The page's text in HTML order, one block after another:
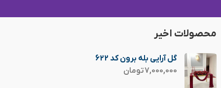
محصولات اخیر
گل آرایی بله برون کد 622
7,000,000تومان